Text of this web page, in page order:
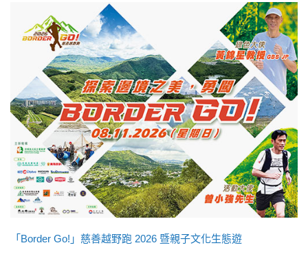
「Border Go!」慈善越野跑 2026 暨親子文化生態遊